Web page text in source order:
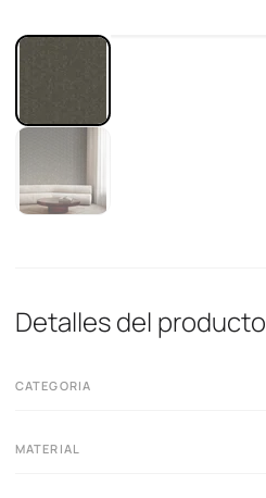
Detalles del producto
CATEGORIA
MATERIAL